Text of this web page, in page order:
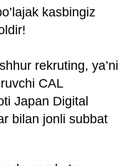
kasbingiz
rekruting, ya’ni
CAL
Japan Digital
bilan jonli subbat